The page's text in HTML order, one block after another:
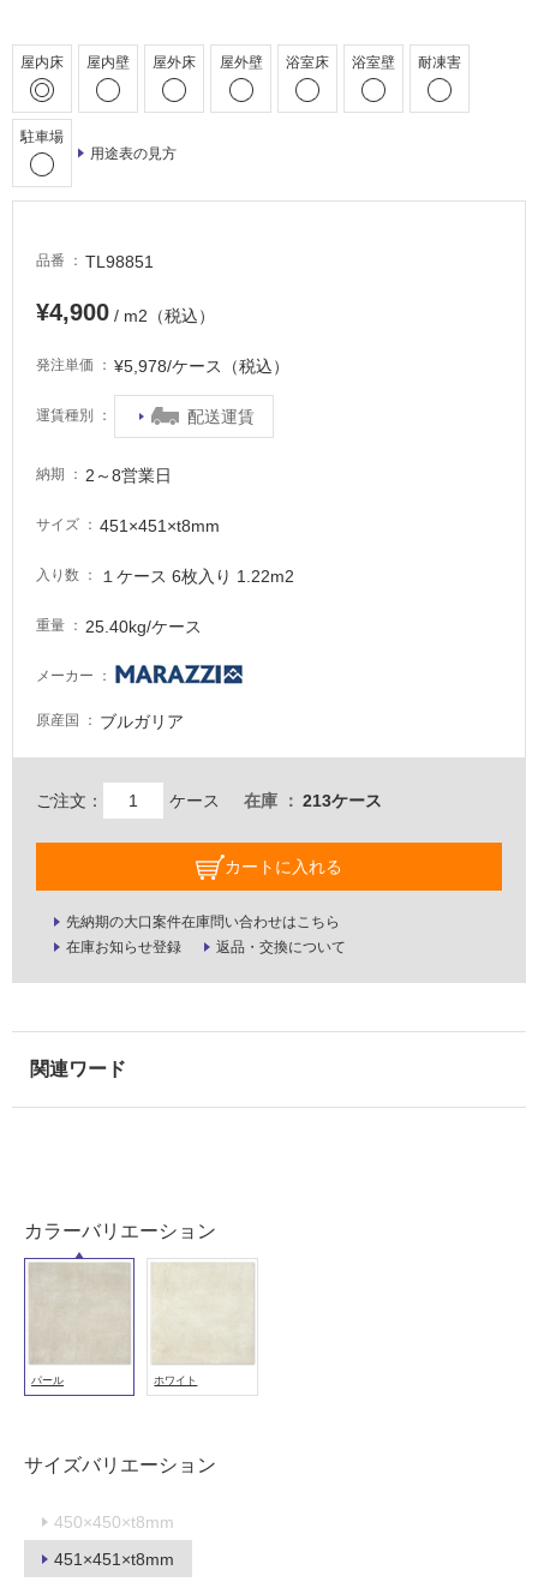
屋内床 屋内壁 屋外床 屋外壁 浴室床 浴室壁 耐凍害
駐車場
用途表の見方
品番 TL98851
¥4,900 / m2（税込）
発注単価 ¥5,978/ケース（税込）
運賃種別 配送運賃
納期 2～8営業日
サイズ 451×451×t8mm
入り数 １ケース 6枚入り 1.22m2
重量 25.40kg/ケース
メーカー
原産国 ブルガリア
ご注文： ケース 在庫 213ケース
カートに入れる
先納期の大口案件在庫問い合わせはこちら
在庫お知らせ登録
返品・交換について
カラーバリエーション
パール ホワイト
サイズバリエーション
450×450×t8mm
451×451×t8mm
場
非
常
適
る
適
て
が
注
が
要
し
て
い
な
屋
内
室
壁
用
可
以
使
不
可